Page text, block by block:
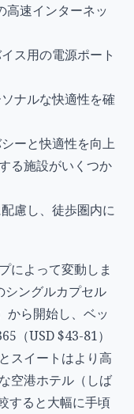
高速インターネッ
ス用の電源ポート
ナルな快適性を確
ーと快適性を向上
る施設がいくつか
慮し、徒歩圏内に
によって変動しま
ングルカプセル
から開始し、ベッ
（USD $43-81）
スイートはより高
空港ホテル（しば
すると大幅に手頃